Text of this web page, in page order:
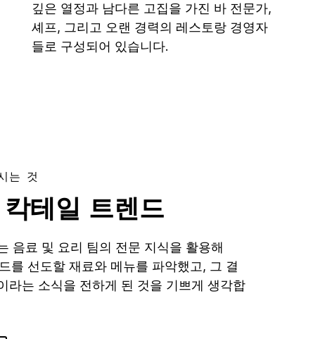
깊은 열정과 남다른 고집을 가진 바 전문가,
셰프, 그리고 오랜 경력의 레스토랑 경영자
들로 구성되어 있습니다.
는 것
테일 트렌드
음료 및 요리 팀의 전문 지식을 활용해
를 선도할 재료와 메뉴를 파악했고, 그 결
라는 소식을 전하게 된 것을 기쁘게 생각합